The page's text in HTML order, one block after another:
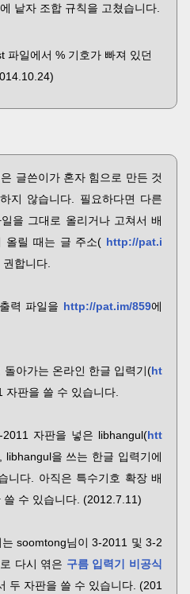
낱자 조합 규칙을 고쳤습니다.
파일에서 % 기호가 빠져 있던
글쓴이가 혼자 힘으로 만든 것
지 않습니다. 필요하다면 다른
을 그대로 올리거나 고쳐서 배
올릴 때는 글 주소( http://pat.i
합니다.
력 파일을 http://pat.im/859에
아가는 온라인 한글 입력기(ht
자판을 쓸 수 있습니다.
자판을 넣은 libhangul(htt
libhangul을 쓰는 한글 입력기에
니다. 아직은 특수기호 확장 배
수 있습니다. (2012.7.11)
soomtong님이 3-2011 및 3-2
로 다시 엮은 구름 입력기 비공식
두 자판을 쓸 수 있습니다. (201